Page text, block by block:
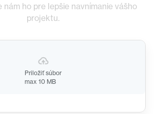
nám ho pre lepšie navnímanie vášho
projektu.
Priložiť súbor
max 10 MB